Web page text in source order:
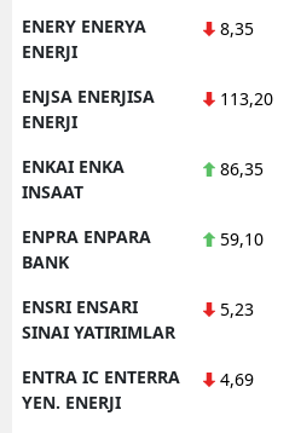
ENERY ENERYA
ENERJI
8,35
ENJSA ENERJISA
ENERJI
113,20
ENKAI ENKA
INSAAT
86,35
ENPRA ENPARA
BANK
59,10
ENSRI ENSARI
SINAI YATIRIMLAR
5,23
ENTRA IC ENTERRA
YEN. ENERJI
4,69